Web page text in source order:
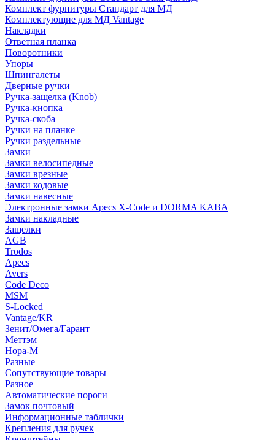
Комплект фурнитуры Стандарт для МД
Комплектующие для МД Vantage
Накладки
Ответная планка
Поворотники
Упоры
Шпингалеты
Дверные ручки
Ручка-защелка (Knob)
Ручка-кнопка
Ручка-скоба
Ручки на планке
Ручки раздельные
Замки
Замки велосипедные
Замки врезные
Замки кодовые
Замки навесные
Электронные замки Apecs X-Code и DORMA KABA
Замки накладные
Защелки
AGB
Trodos
Apecs
Avers
Code Deco
MSM
S-Locked
Vantage/KR
Зенит/Омега/Гарант
Меттэм
Нора-М
Разные
Сопутствующие товары
Разное
Автоматические пороги
Замок почтовый
Информационные таблички
Крепления для ручек